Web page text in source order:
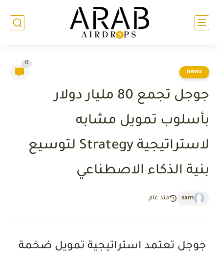
news
0
جوجل تجمع 80 مليار دولار
بأسلوب تمويل مشابه
لاستراتيجية Strategy لتوسيع
بنية الذكاء الاصطناعي
sam منذ عام
جوجل تعتمد استراتيجية تمويل ضخمة